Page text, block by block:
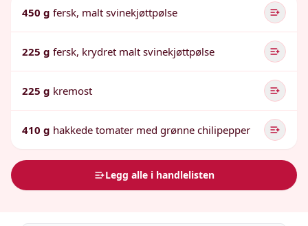
450 g fersk, malt svinekjøttpølse
225 g fersk, krydret malt svinekjøttpølse
225 g kremost
410 g hakkede tomater med grønne chilipepper
Legg alle i handlelisten